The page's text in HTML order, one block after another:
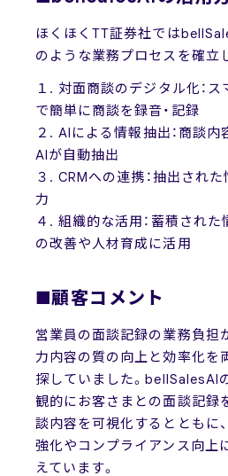
ほくほくTT証券社では
のような業務プロセスを確立
１. 対面商談のデジタル化：
で簡単に商談を録音・記録
２. AIによる情報抽出：商談
AIが自動抽出
３. CRMへの連携：抽出され
力
４. 組織的な活用：蓄積された
の改善や人材育成に活用
■顧客コメント
営業員の面談記録の業務負担
力内容の質の向上と効率化を
探していました。bellSalesAI
観的にお客さまとの面談記録
談内容を可視化するとともに
強化やコンプライアンス向上
えています。